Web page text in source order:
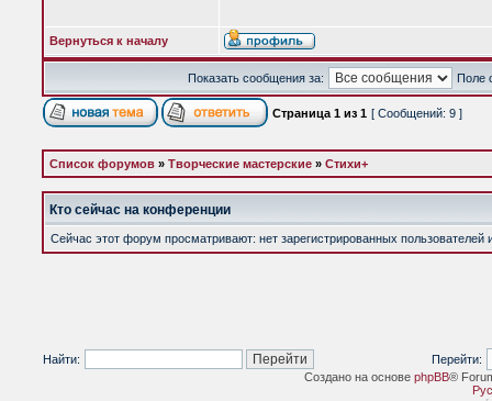
Вернуться к началу
Показать сообщения за: Поле
Страница 1 из 1 [ Сообщений: 9 ]
Список форумов » Творческие мастерские » Стихи+
Кто сейчас на конференции
Сейчас этот форум просматривают: нет зарегистрированных пользователей
Найти:
Перейти:
Создано на основе phpBB®